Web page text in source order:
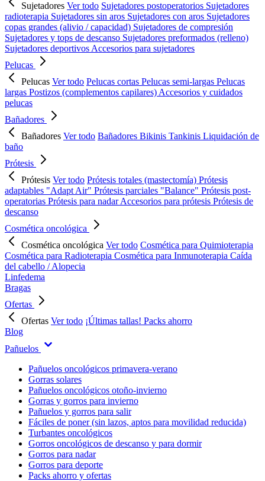
Sujetadores Ver todo Sujetadores postoperatorios Sujetadores
radioterapia Sujetadores sin aros Sujetadores con aros Sujetadores
copas grandes (alivio / capacidad) Sujetadores de compresión
Sujetadores y tops de descanso Sujetadores preformados (relleno)
Sujetadores deportivos Accesorios para sujetadores
Pelucas
Pelucas Ver todo Pelucas cortas Pelucas semi-largas Pelucas
largas Postizos (complementos capilares) Accesorios y cuidados
pelucas
Bañadores
Bañadores Ver todo Bañadores Bikinis Tankinis Liquidación de
baño
Prótesis
Prótesis Ver todo Prótesis totales (mastectomía) Prótesis
adaptables "Adapt Air" Prótesis parciales "Balance" Prótesis post-
operatorias Prótesis para nadarAccesorios para prótesis Prótesis de
descanso
Cosmética oncológica
Cosmética oncológica Ver todo Cosmética para Quimioterapia
Cosmética para Radioterapia Cosmética para Inmunoterapia Caída
del cabello / Alopecia
Linfedema
Bragas
Ofertas
Ofertas Ver todo ¡Últimas tallas! Packs ahorro
Blog
Pañuelos
Pañuelos oncológicos primavera-verano
Gorras solares
Pañuelos oncológicos otoño-invierno
Gorras y gorros para invierno
Pañuelos y gorros para salir
Fáciles de poner (sin lazos, aptos para movilidad reducida)
Turbantes oncológicos
Gorros oncológicos de descanso y para dormir
Gorros para nadar
Gorros para deporte
Packs ahorro y ofertas